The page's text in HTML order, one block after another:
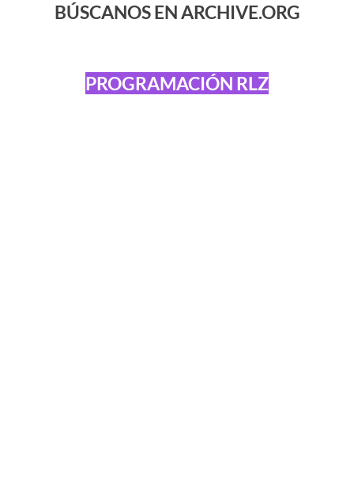
BÚSCANOS EN ARCHIVE.ORG
PROGRAMACIÓN RLZ